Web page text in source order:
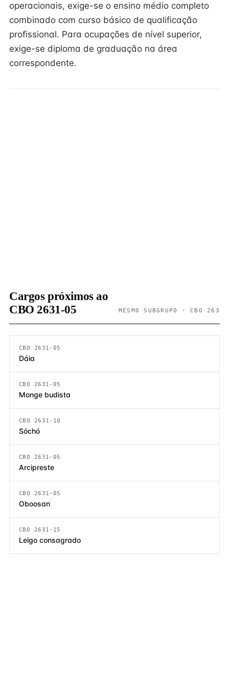
operacionais, exige-se o ensino médio completo
combinado com curso básico de qualificação
profissional. Para ocupações de nível superior,
exige-se diploma de graduação na área
correspondente.
Cargos próximos ao
CBO 2631-05
MESMO SUBGRUPO · CBO 263
CBO 2631-05
Dáia
CBO 2631-05
Monge budista
CBO 2631-10
Sóchó
CBO 2631-05
Arcipreste
CBO 2631-05
Oboosan
CBO 2631-15
Leigo consagrado